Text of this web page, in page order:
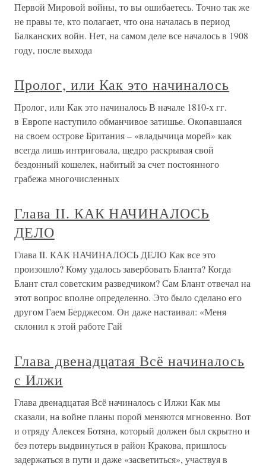
Первой Мировой войны, то вы ошибаетесь. Точно так же
не правы те, кто полагает, что она началась в период
Балканских войн. Нет, на самом деле все началось в 1908
году, после выхода
Пролог, или Как это начиналось
Пролог, или Как это начиналось В начале 1810-х гг.
в Европе наступило обманчивое затишье. Окопавшаяся
на своем острове Британия – «владычица морей» как
всегда лишь интриговала, щедро раскрывая свой
бездонный кошелек, набитый за счет постоянного
грабежа многочисленных
Глава II. КАК НАЧИНАЛОСЬ
ДЕЛО
Глава II. КАК НАЧИНАЛОСЬ ДЕЛО Как все это
произошло? Кому удалось завербовать Бланта? Когда
Блант стал советским разведчиком? Сам Блант отвечал на
этот вопрос вполне определенно. Это было сделано его
другом Гаем Берджесом. Он даже настаивал: «Меня
склонил к этой работе Гай
Глава двенадцатая Всё начиналось
с Илжи
Глава двенадцатая Всё начиналось с Илжи Как мы
сказали, на войне планы порой меняются мгновенно. Вот
и отряду Алексея Ботяна, который должен был скрытно и
без потерь выдвинуться в район Кракова, пришлось
задержаться в пути и даже «засветиться», участвуя в